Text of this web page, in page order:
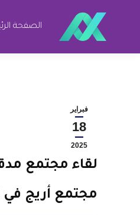
الصفحة
فبراير
18
2025
لقاء مجتمع
مجتمع أريج في